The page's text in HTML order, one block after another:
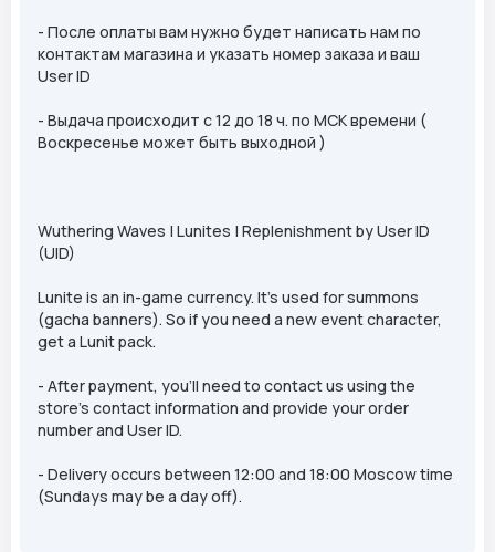
- После оплаты вам нужно будет написать нам по
контактам магазина и указать номер заказа и ваш
User ID
- Выдача происходит с 12 до 18 ч. по МСК времени (
Воскресенье может быть выходной )
Wuthering Waves | Lunites | Replenishment by User ID
(UID)
Lunite is an in-game currency. It's used for summons
(gacha banners). So if you need a new event character,
get a Lunit pack.
- After payment, you'll need to contact us using the
store's contact information and provide your order
number and User ID.
- Delivery occurs between 12:00 and 18:00 Moscow time
(Sundays may be a day off).